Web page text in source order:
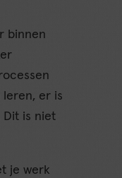
binnen
leren, er is
Dit is niet
je werk